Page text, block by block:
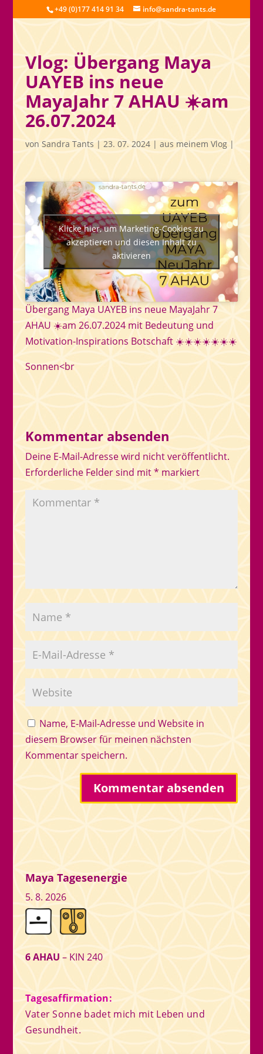
+49 (0)177 414 91 34 info@sandra-tants.de
Vlog: Übergang Maya
UAYEB ins neue
MayaJahr 7 AHAU ☀️am
26.07.2024
von Sandra Tants | 23. 07. 2024| aus meinem Vlog|
Klicke hier, um Marketing-Cookies zu
akzeptieren und diesen Inhalt zu
aktivieren
Übergang Maya UAYEB ins neue MayaJahr 7
AHAU ☀️am 26.07.2024 mit Bedeutung und
Motivation-Inspirations Botschaft ☀️☀️☀️☀️☀️☀️☀️
Sonnen<br
Kommentar absenden
Deine E-Mail-Adresse wird nicht veröffentlicht.
Erforderliche Felder sind mit* markiert
Name, E-Mail-Adresse und Website in
diesem Browser für meinen nächsten
Kommentar speichern.
Maya Tagesenergie
5. 8. 2026
6 AHAU– KIN 240
Tagesaffirmation:
Vater Sonne badet mich mit Leben und
Gesundheit.